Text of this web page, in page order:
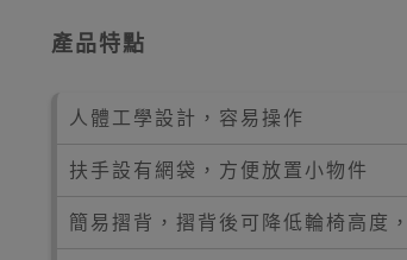
產品特點
人體工學設計，容易操作
扶手設有網袋，方便放置小物件
簡易摺背，摺背後可降低輪椅高度